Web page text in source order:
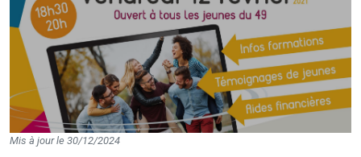
Mis à jour le 30/12/2024